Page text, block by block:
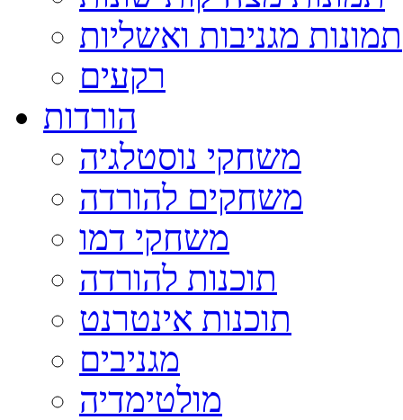
תמונות מגניבות ואשליות
רקעים
הורדות
משחקי נוסטלגיה
משחקים להורדה
משחקי דמו
תוכנות להורדה
תוכנות אינטרנט
מגניבים
מולטימדיה